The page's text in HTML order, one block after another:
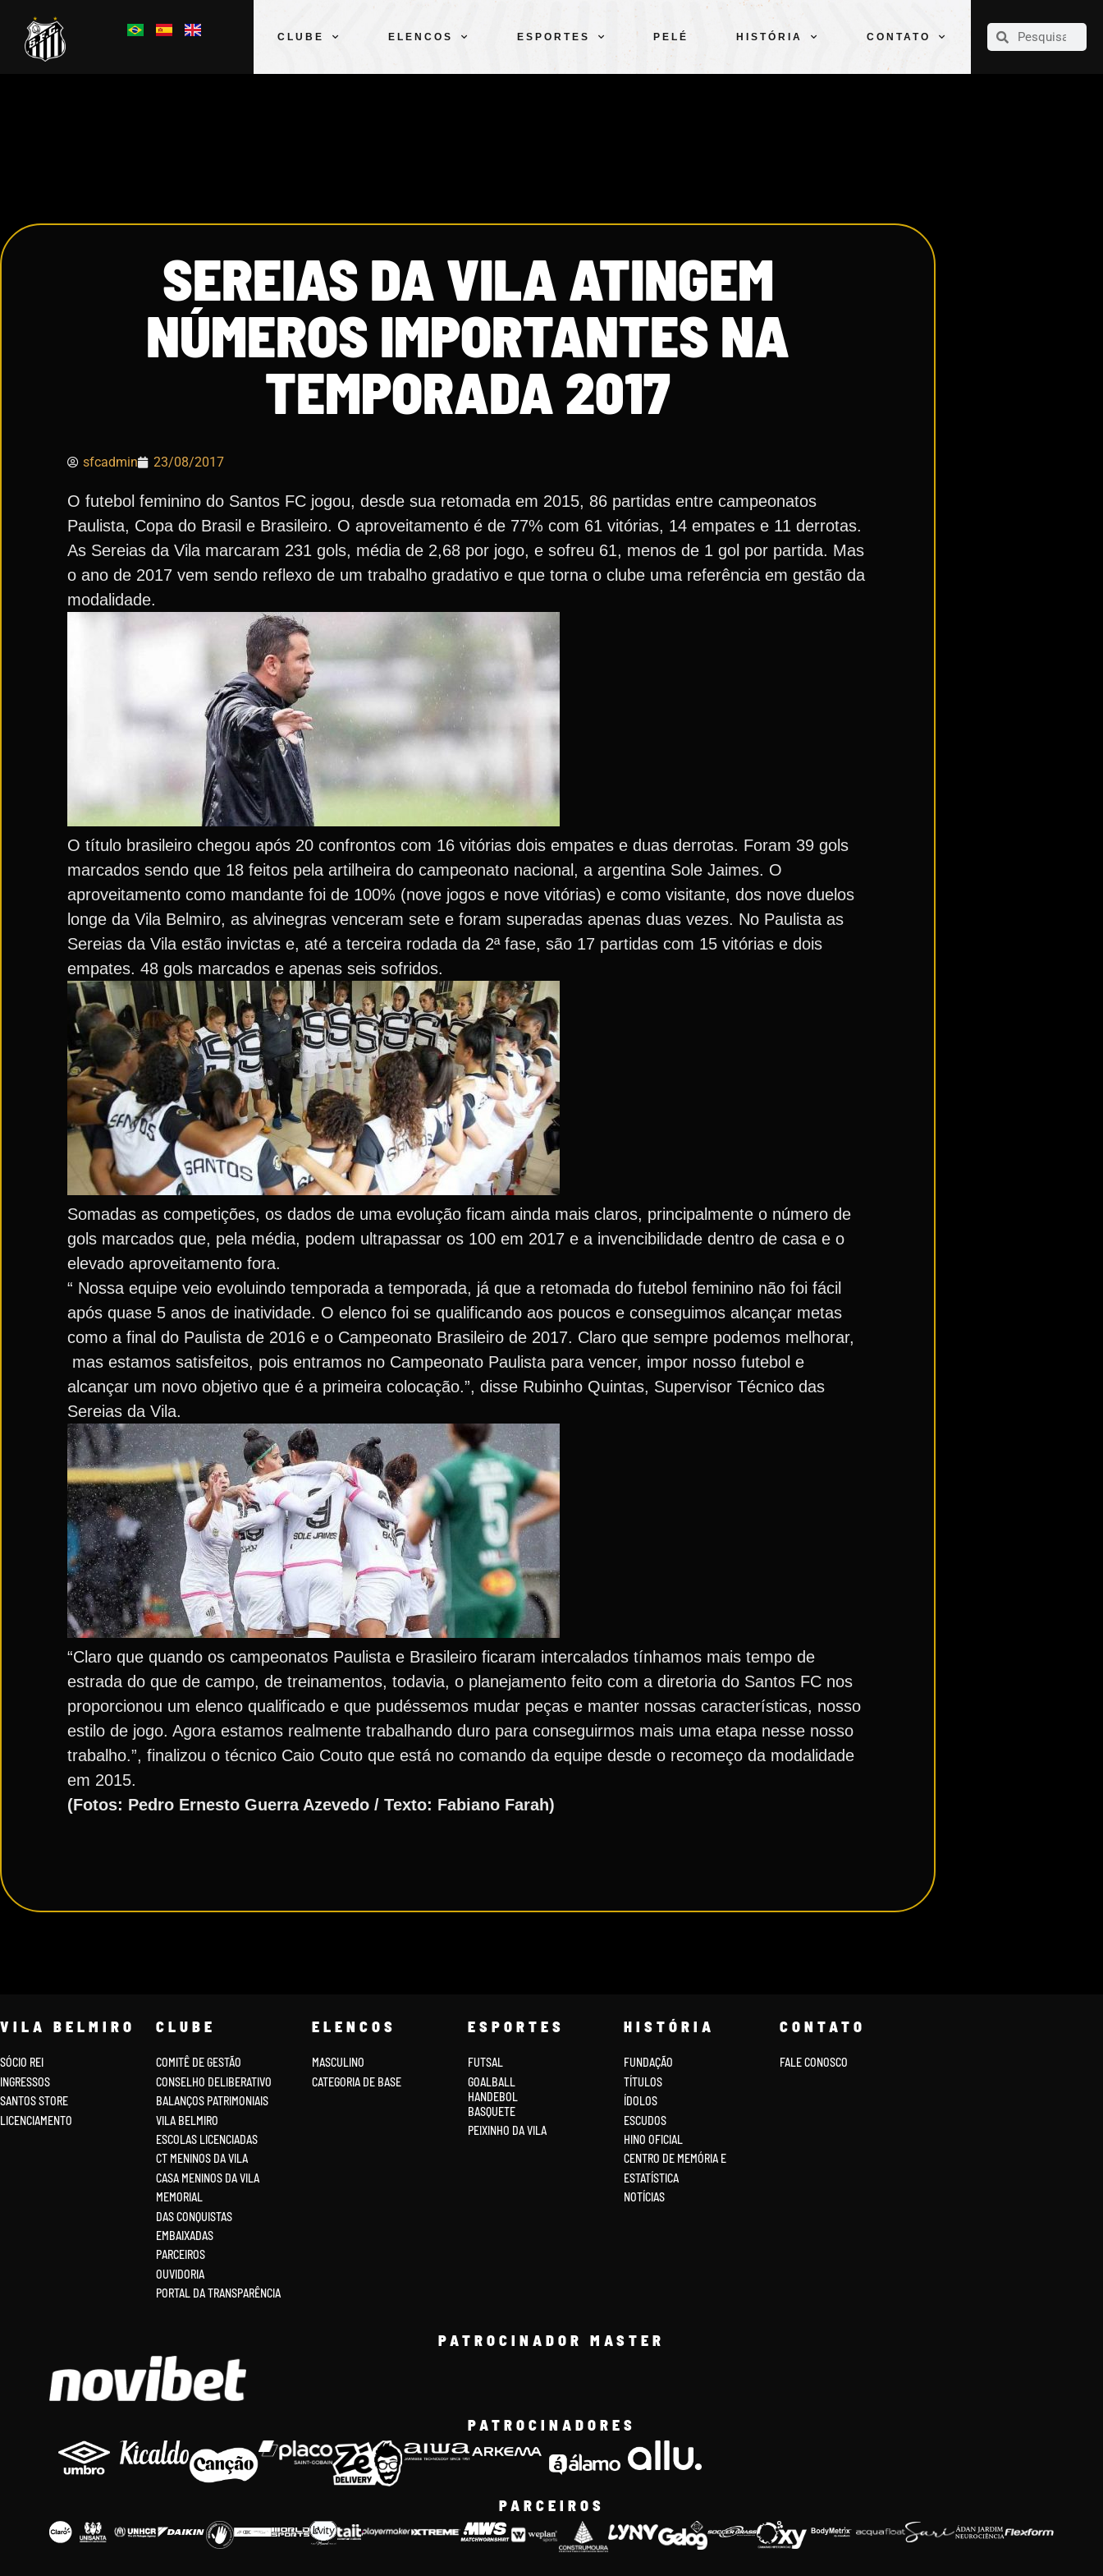
CLUBE ELENCOS ESPORTES PELÉ HISTÓRIA CONTATO
CLUBE
SEREIAS DA VILA ATINGEM
NÚMEROS IMPORTANTES NA
TEMPORADA 2017
sfcadmin 23/08/2017
O futebol feminino do Santos FC jogou, desde sua retomada em 2015, 86 partidas entre campeonatos
Paulista, Copa do Brasil e Brasileiro. O aproveitamento é de 77% com 61 vitórias, 14 empates e 11 derrotas.
As Sereias da Vila marcaram 231 gols, média de 2,68 por jogo, e sofreu 61, menos de 1 gol por partida. Mas
o ano de 2017 vem sendo reflexo de um trabalho gradativo e que torna o clube uma referência em gestão da
modalidade.
O título brasileiro chegou após 20 confrontos com 16 vitórias dois empates e duas derrotas. Foram 39 gols
marcados sendo que 18 feitos pela artilheira do campeonato nacional, a argentina Sole Jaimes. O
aproveitamento como mandante foi de 100% (nove jogos e nove vitórias) e como visitante, dos nove duelos
longe da Vila Belmiro, as alvinegras venceram sete e foram superadas apenas duas vezes. No Paulista as
Sereias da Vila estão invictas e, até a terceira rodada da 2ª fase, são 17 partidas com 15 vitórias e dois
empates. 48 gols marcados e apenas seis sofridos.
Somadas as competições, os dados de uma evolução ficam ainda mais claros, principalmente o número de
gols marcados que, pela média, podem ultrapassar os 100 em 2017 e a invencibilidade dentro de casa e o
elevado aproveitamento fora.
“ Nossa equipe veio evoluindo temporada a temporada, já que a retomada do futebol feminino não foi fácil
após quase 5 anos de inatividade. O elenco foi se qualificando aos poucos e conseguimos alcançar metas
como a final do Paulista de 2016 e o Campeonato Brasileiro de 2017. Claro que sempre podemos melhorar,
mas estamos satisfeitos, pois entramos no Campeonato Paulista para vencer, impor nosso futebol e
alcançar um novo objetivo que é a primeira colocação.”, disse Rubinho Quintas, Supervisor Técnico das
Sereias da Vila.
“Claro que quando os campeonatos Paulista e Brasileiro ficaram intercalados tínhamos mais tempo de
estrada do que de campo, de treinamentos, todavia, o planejamento feito com a diretoria do Santos FC nos
proporcionou um elenco qualificado e que pudéssemos mudar peças e manter nossas características, nosso
estilo de jogo. Agora estamos realmente trabalhando duro para conseguirmos mais uma etapa nesse nosso
trabalho.”, finalizou o técnico Caio Couto que está no comando da equipe desde o recomeço da modalidade
em 2015.
(Fotos: Pedro Ernesto Guerra Azevedo / Texto: Fabiano Farah)
VILA BELMIRO
SÓCIO REI
INGRESSOS
SANTOS STORE
LICENCIAMENTO
CLUBE
COMITÊ DE GESTÃO
CONSELHO DELIBERATIVO
BALANÇOS PATRIMONIAIS
VILA BELMIRO
ESCOLAS LICENCIADAS
CT MENINOS DA VILA
CASA MENINOS DA VILA
MEMORIAL
DAS CONQUISTAS
EMBAIXADAS
PARCEIROS
OUVIDORIA
PORTAL DA TRANSPARÊNCIA
ELENCOS
MASCULINO
CATEGORIA DE BASE
ESPORTES
FUTSAL
GOALBALL
HANDEBOL
BASQUETE
PEIXINHO DA VILA
HISTÓRIA
FUNDAÇÃO
TÍTULOS
ÍDOLOS
ESCUDOS
HINO OFICIAL
CENTRO DE MEMÓRIA E
ESTATÍSTICA
NOTÍCIAS
CONTATO
FALE CONOSCO
PATROCINADOR MASTER
PATROCINADORES
PARCEIROS